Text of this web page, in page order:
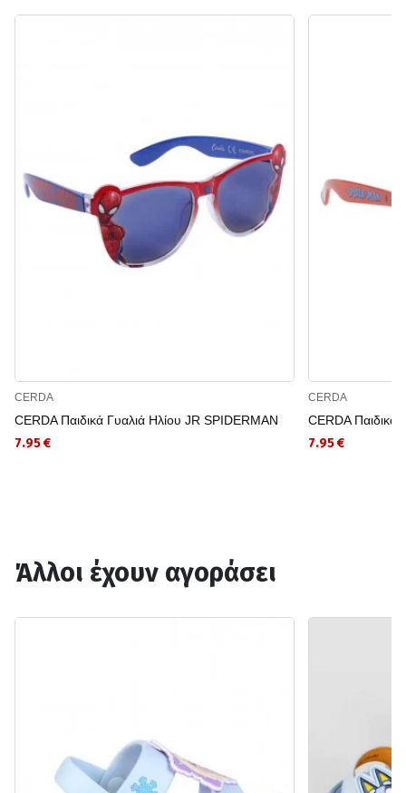
CERDA
CERDA Παιδικά Γυαλιά Ηλίου JR SPIDERMAN
7.95 €
CERDA
CERDA Παιδικά
7.95 €
Άλλοι έχουν αγοράσει